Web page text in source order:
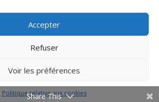
Accepter
Refuser
Voir les préférences
Politique relative aux cookies
Datagitateur
Mentions légales
relative aux cookies (UE)
Share This